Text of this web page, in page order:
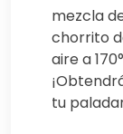
mezcla
chorrito
aire a
tu